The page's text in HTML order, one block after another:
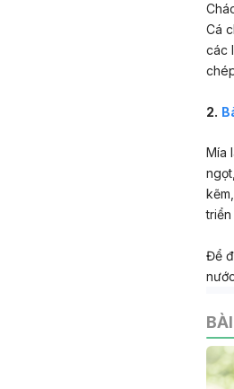
Cá
các
2.
Mía
triển
Để